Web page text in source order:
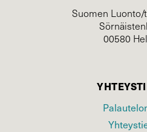
Suomen Luonto/
00580